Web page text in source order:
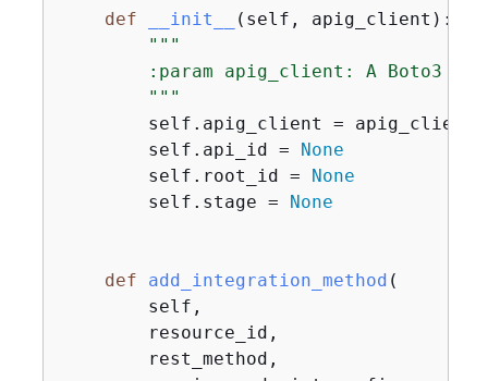
def __init__ ( self, apig_client ):
"""
:param apig_client: A Boto3
        """
        self.apig_client = apig_client
        self.api_id =
None
        self.root_id =
None
        self.stage =
None
def add_integration_method (
        self,
        resource_id,
        rest_method,